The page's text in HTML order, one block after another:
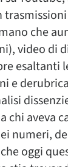
che
video di
esaltanti
e
chi aveva
numeri,
oggi